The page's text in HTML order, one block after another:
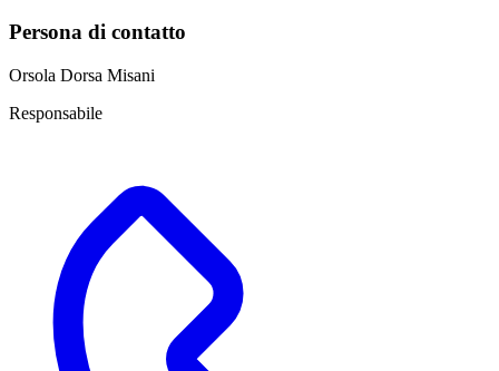
Persona di contatto
Orsola Dorsa Misani
Responsabile